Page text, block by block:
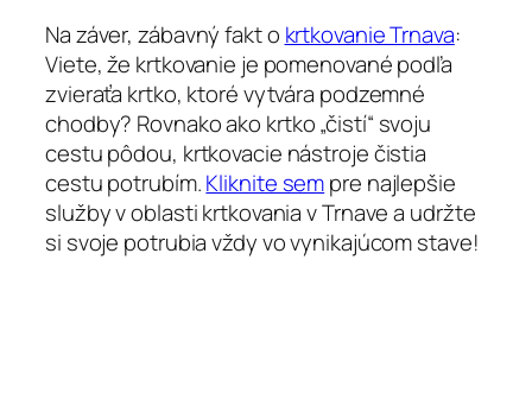
Na záver, zábavný fakt o krtkovanie Trnava:
Viete, že krtkovanie je pomenované podľa
zvieraťa krtko, ktoré vytvára podzemné
chodby? Rovnako ako krtko „čistí“ svoju
cestu pôdou, krtkovacie nástroje čistia
cestu potrubím.Kliknite sempre najlepšie
služby v oblasti krtkovania v Trnave a udržte
si svoje potrubia vždy vo vynikajúcom stave!